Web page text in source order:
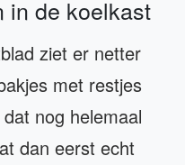
in de koelkast
ziet er netter
met restjes
nog helemaal
dan eerst echt